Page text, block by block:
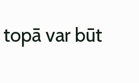
topā var būt